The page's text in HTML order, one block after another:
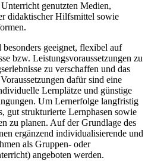
genutzten Medien,
didaktischer Hilfsmittel sowie
geeignet, flexibel auf
bzw. Leistungsvoraussetzungen zu
zu verschaffen und das
dafür sind eine
Lernplätze und günstige
Um Lernerfolge langfristig
gut strukturierte Lernphasen sowie
zu planen. Auf der Grundlage des
ergänzend individualisierende und
als Gruppen- oder
angeboten werden.